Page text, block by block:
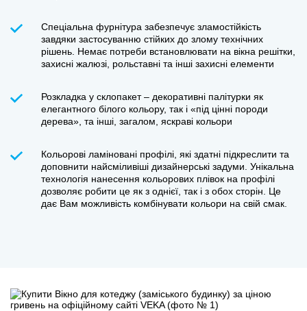
Спеціальна фурнітура забезпечує зламостійкість
завдяки застосуванню стійких до злому технічних
рішень. Немає потреби встановлювати на вікна решітки,
захисні жалюзі, рольставні та інші захисні елементи
Розкладка у склопакет – декоративні палітурки як
елегантного білого кольору, так і «під цінні породи
дерева», та інші, загалом, яскраві кольори
Кольорові ламіновані профілі, які здатні підкреслити та
доповнити найсміливіші дизайнерські задуми. Унікальна
технологія нанесення кольорових плівок на профілі
дозволяє робити це як з однієї, так і з обох сторін. Це
дає Вам можливість комбінувати кольори на свій смак.